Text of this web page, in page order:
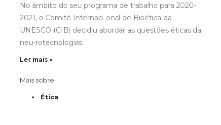
No âmbito do seu programa de trabalho para 2020-
2021, o Comité Internaci-onal de Bioética da
UNESCO (CIB) decidiu abordar as questões éticas da
neu-rotecnologias.
Ler mais »
Mais sobre:
Ética